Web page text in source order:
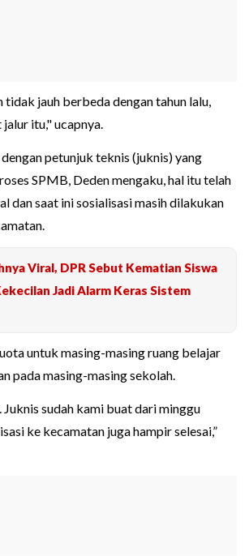
tidak jauh berbeda dengan tahun lalu,
itu," ucapnya.
petunjuk teknis (juknis) yang
SPMB, Deden mengaku, hal itu telah
dan saat ini sosialisasi masih dilakukan
Viral, DPR Sebut Kematian Siswa
Jadi Alarm Keras Sistem
untuk masing-masing ruang belajar
pada masing-masing sekolah.
Juknis sudah kami buat dari minggu
ke kecamatan juga hampir selesai,”